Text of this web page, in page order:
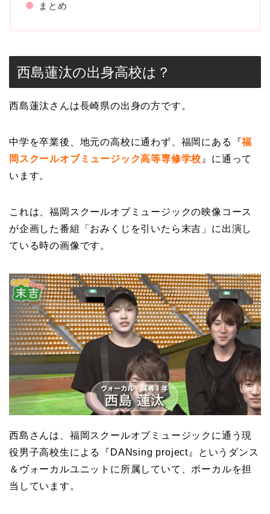
まとめ
西島蓮汰の出身高校は？
西島蓮汰さんは長崎県の出身の方です。
中学を卒業後、地元の高校に通わず、福岡にある『福
岡スクールオブミュージック高等専修学校 』に通って
います。
これは、福岡スクールオブミュージックの映像コース
が企画した番組「おみくじを引いたら末吉」に出演し
ている時の画像です。
西島さんは、福岡スクールオブミュージックに通う現
役男子高校生による『DANsing project』というダンス
＆ヴォーカルユニットに所属していて、ボーカルを担
当しています。